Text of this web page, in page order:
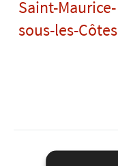
Saint-Maurice-
sous-les-Côtes